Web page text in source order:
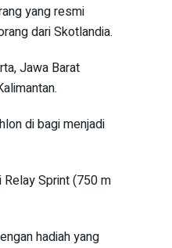
yang resmi
dari Skotlandia.
Jawa Barat
di bagi menjadi
Relay Sprint (750 m
hadiah yang